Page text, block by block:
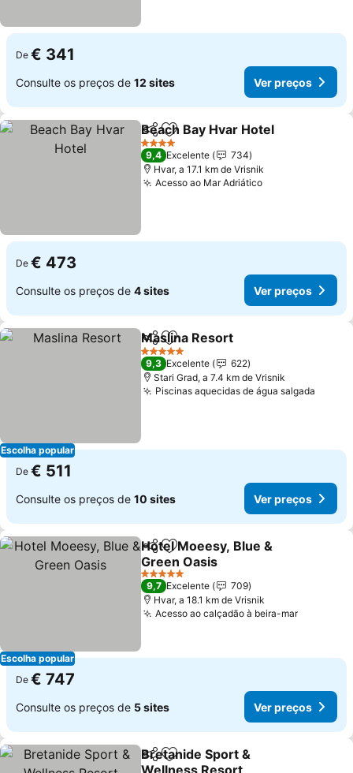
De € 341
Consulte os preços de 12 sites Ver preços
PartilharAdicionar aos favoritos
Beach Bay Hvar Hotel
4 Estrelas
9,4 Excelente
734
Hvar, a 17.1 km de Vrisnik
Acesso ao Mar AdriáticoVer preços
De € 473
Consulte os preços de 4 sites Ver preços
Escolha popular
PartilharAdicionar aos favoritos
Maslina Resort
5 Estrelas
9,3 Excelente
622
Stari Grad, a 7.4 km de Vrisnik
Piscinas aquecidas de água salgada
De € 511
Consulte os preços de 10 sites Ver preços
Escolha popular
PartilharAdicionar aos favoritos
Hotel Moeesy, Blue &
Green Oasis
Ver preços
5 Estrelas
9,7 Excelente
709
Hvar, a 18.1 km de Vrisnik
Acesso ao calçadão à beira-marVer
De € 747
Consulte os preços de 5 sites Ver preços
PartilharAdicionar aos favoritos
Bretanide Sport &
Wellness Resort